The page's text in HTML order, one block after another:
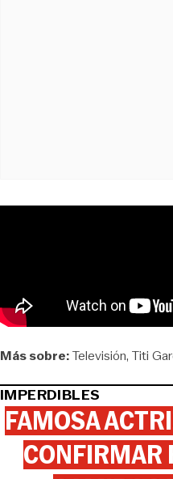
Más sobre:Televisión Titi
IMPERDIBLES
FAMOSA
CONFIRMAR